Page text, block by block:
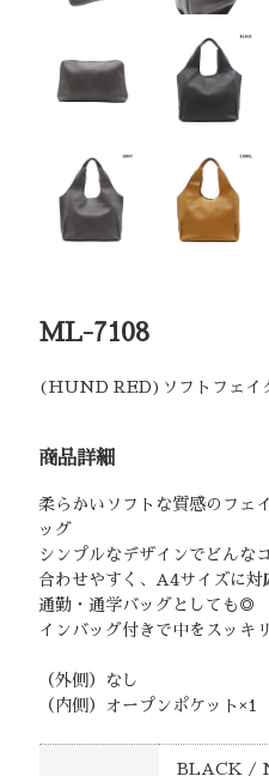
ML-7108
(HUND RED)ソフトフェイ
商品詳細
柔らかいソフトな質感のフェ
ッグ
シンプルなデザインでどんな
合わせやすく、A4サイズに対
通勤・通学バッグとしても◎
インバッグ付きで中をスッキ
（外側）なし
（内側）オープンポケット×1
BLACK /